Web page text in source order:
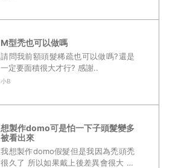
M型禿也可以做嗎
請問我前額頭髮稀疏也可以做嗎?還是
一定要面積很大才行? 感謝..
小B
想製作domo可是怕一下子頭髮變多
被看出來
我想製作domo假髮但是我因為禿頭禿
很久了 所以如果戴上後差異會很大 我